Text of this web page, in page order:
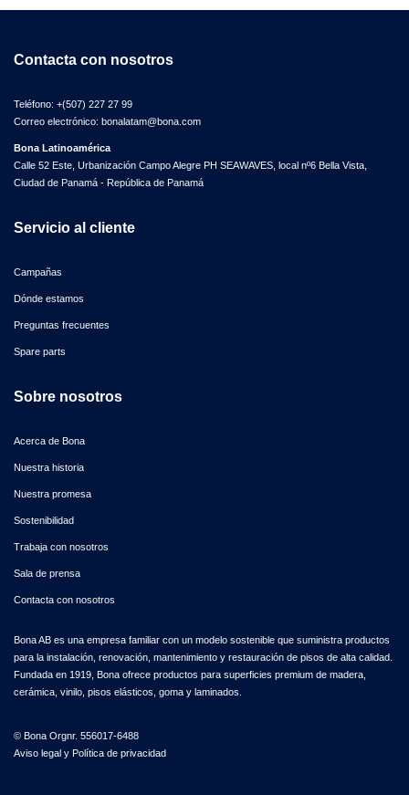
Contacta con nosotros
Teléfono: +(507) 227 27 99
Correo electrónico: bonalatam@bona.com
Bona Latinoamérica
Calle 52 Este, Urbanización Campo Alegre PH SEAWAVES, local nº6 Bella Vista,
Ciudad de Panamá - República de Panamá
Servicio al cliente
Campañas
Dónde estamos
Preguntas frecuentes
Spare parts
Sobre nosotros
Acerca de Bona
Nuestra historia
Nuestra promesa
Sostenibilidad
Trabaja con nosotros
Sala de prensa
Contacta con nosotros
Bona AB es una empresa familiar con un modelo sostenible que suministra productos
para la instalación, renovación, mantenimiento y restauración de pisos de alta calidad.
Fundada en 1919, Bona ofrece productos para superficies premium de madera,
cerámica, vinilo, pisos elásticos, goma y laminados.
© Bona Orgnr. 556017-6488
Aviso legal y Política de privacidad